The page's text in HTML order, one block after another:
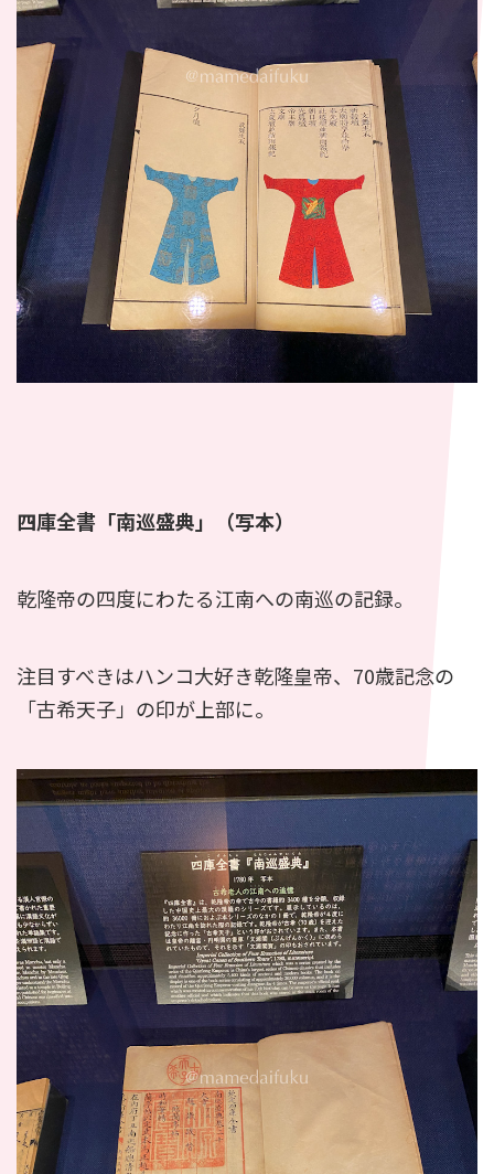
四庫全書「南巡盛典」（写本）
乾隆帝の四度にわたる江南への南巡の記録。
注目すべきはハンコ大好き乾隆皇帝、70歳記念の
「古希天子」の印が上部に。